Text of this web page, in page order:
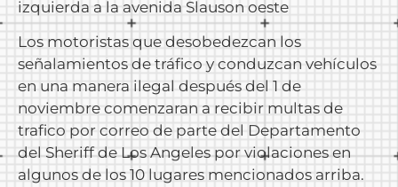
izquierda a la avenida Slauson oeste
Los motoristas que desobedezcan los
señalamientos de tráfico y conduzcan vehículos
en una manera ilegal después del 1 de
noviembre comenzaran a recibir multas de
trafico por correo de parte del Departamento
del Sheriff de Los Angeles por violaciones en
algunos de los 10 lugares mencionados arriba.